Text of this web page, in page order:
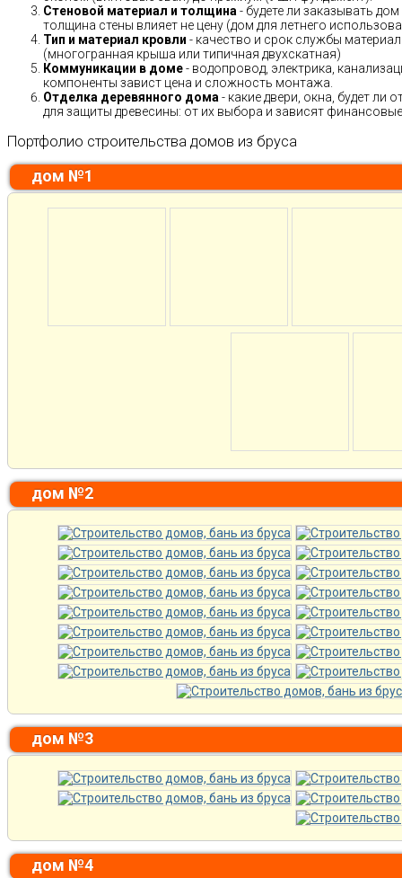
Стеновой материал и толщина - будете ли заказывать
толщина стены влияет не цену (дом для летнего
Тип и материал кровли - качество и срок службы
(многогранная крыша или типичная двухскатная)
Коммуникации в доме- водопровод, электрика,
компоненты завист цена и сложность монтажа.
Отделка деревянного дома - какие двери, окна, будет
для защиты древесины: от их выбора и зависят
Портфолио строительства домов из бруса
дом №1
дом №2
дом №3
дом №4